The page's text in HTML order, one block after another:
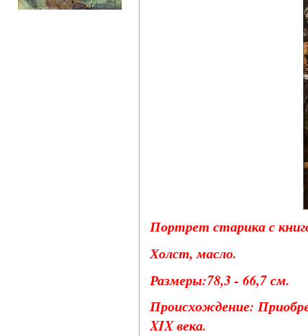
Портрет старика с
Холст, масло.
Размеры:78,3 - 66,7 см.
Происхождение:
XIX века.